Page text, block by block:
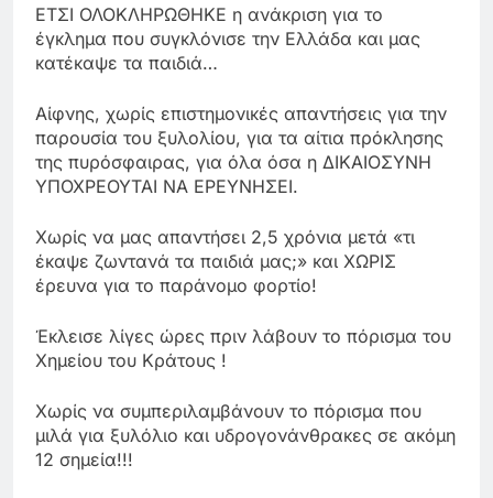
ΕΤΣΙ ΟΛΟΚΛΗΡΩΘΗΚΕ η ανάκριση για το
έγκλημα που συγκλόνισε την Ελλάδα και μας
κατέκαψε τα παιδιά…
Αίφνης, χωρίς επιστημονικές απαντήσεις για την
παρουσία του ξυλολίου, για τα αίτια πρόκλησης
της πυρόσφαιρας, για όλα όσα η ΔΙΚΑΙΟΣΥΝΗ
ΥΠΟΧΡΕΟΥΤΑΙ ΝΑ ΕΡΕΥΝΗΣΕΙ.
Χωρίς να μας απαντήσει 2,5 χρόνια μετά «τι
έκαψε ζωντανά τα παιδιά μας;» και ΧΩΡΙΣ
έρευνα για το παράνομο φορτίο!
Έκλεισε λίγες ώρες πριν λάβουν το πόρισμα του
Χημείου του Κράτους !
Χωρίς να συμπεριλαμβάνουν το πόρισμα που
μιλά για ξυλόλιο και υδρογονάνθρακες σε ακόμη
12 σημεία!!!